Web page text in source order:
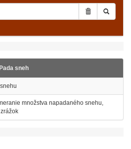
Pada sneh
množstva napadaného snehu,